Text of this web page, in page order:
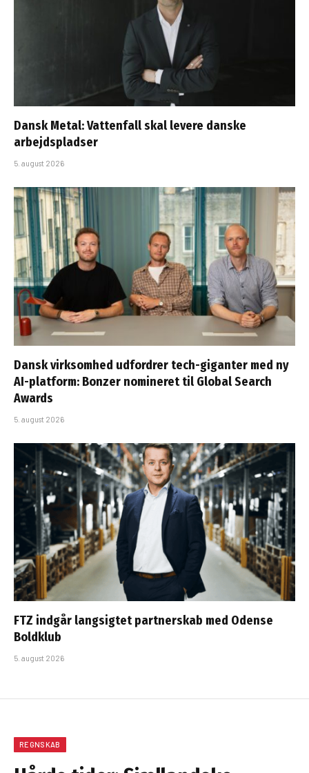
Dansk Metal: Vattenfall skal levere danske
arbejdspladser
5. august 2026
Dansk virksomhed udfordrer tech-giganter med ny
AI-platform: Bonzer nomineret til Global Search
Awards
5. august 2026
FTZ indgår langsigtet partnerskab med Odense
Boldklub
5. august 2026
REGNSKAB